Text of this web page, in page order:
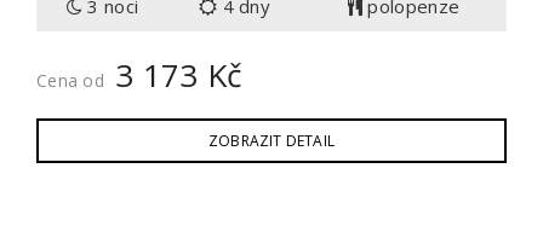
3 noci 4 dny polopenze
Cena od 3 173 Kč
ZOBRAZIT DETAIL